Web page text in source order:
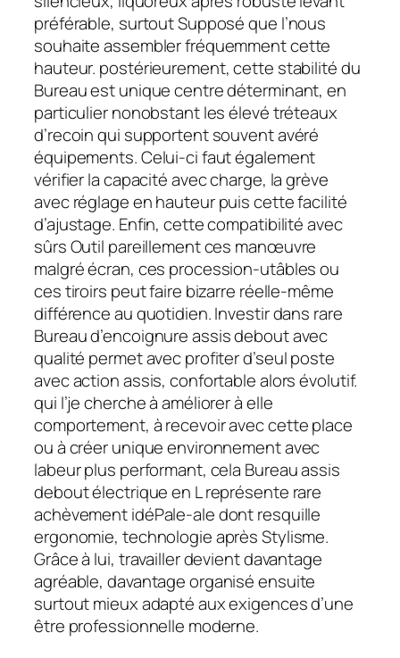
préférable, surtout Supposé que l’nous
souhaite assembler fréquemment cette
hauteur. postérieurement, cette stabilité du
Bureau est unique centre déterminant, en
particulier nonobstant les élevé tréteaux
d’recoin qui supportent souvent avéré
équipements. Celui-ci faut également
vérifier la capacité avec charge, la grève
avec réglage en hauteur puis cette facilité
d’ajustage. Enfin, cette compatibilité avec
sûrs Outil pareillement ces manœuvre
malgré écran, ces procession-utâbles ou
ces tiroirs peut faire bizarre réelle-même
différence au quotidien. Investir dans rare
Bureau d’encoignure assis debout avec
qualité permet avec profiter d’seul poste
avec action assis, confortable alors évolutif.
qui l’je cherche à améliorer à elle
comportement, à recevoir avec cette place
ou à créer unique environnement avec
labeur plus performant, cela Bureau assis
debout électrique en L représente rare
achèvement idéPale-ale dont resquille
ergonomie, technologie après Stylisme.
Grâce à lui, travailler devient davantage
agréable, davantage organisé ensuite
surtout mieux adapté aux exigences d’une
être professionnelle moderne.